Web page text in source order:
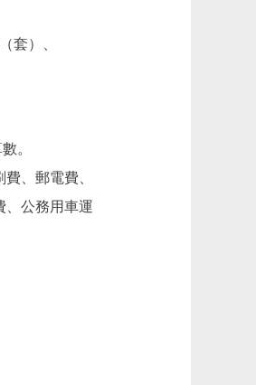
套）、
。
、郵電費、
、公務用車運